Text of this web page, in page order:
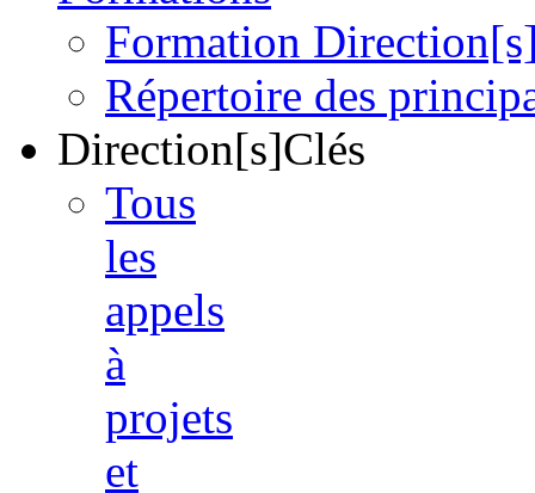
Formation
Répertoire des
Direction[s]Clés
Tous
les
appels
à
projets
et